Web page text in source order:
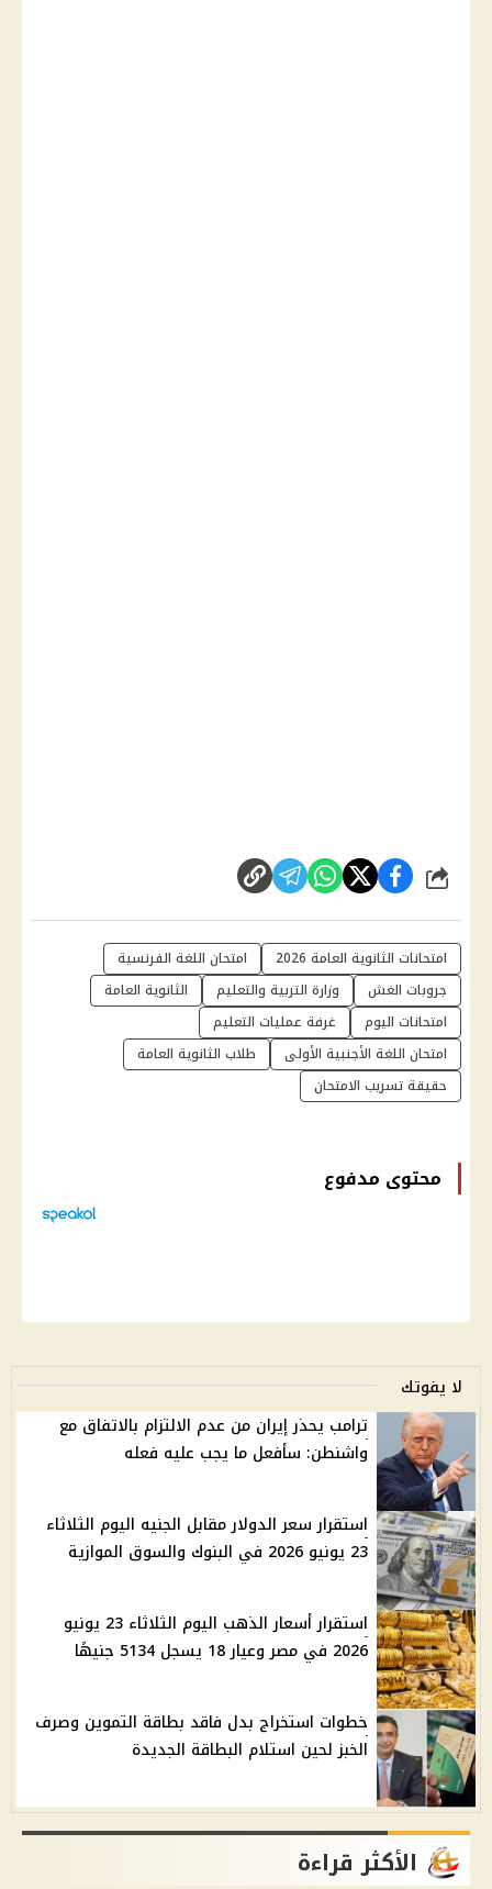
شارك
امتحانات الثانوية العامة 2026
امتحان اللغة الفرنسية
جروبات الغش
وزارة التربية والتعليم
الثانوية العامة
امتحانات اليوم
غرفة عمليات التعليم
امتحان اللغة الأجنبية الأولى
طلاب الثانوية العامة
حقيقة تسريب الامتحان
محتوى مدفوع
لا يفوتك
ترامب يحذر إيران من عدم الالتزام بالاتفاق مع
واشنطن: سأفعل ما يجب عليه فعله
استقرار سعر الدولار مقابل الجنيه اليوم الثلاثاء
23 يونيو 2026 في البنوك والسوق الموازية
استقرار أسعار الذهب اليوم الثلاثاء 23 يونيو
2026 في مصر وعيار 18 يسجل 5134 جنيهًا
خطوات استخراج بدل فاقد بطاقة التموين وصرف
الخبز لحين استلام البطاقة الجديدة
الأكثر قراءة